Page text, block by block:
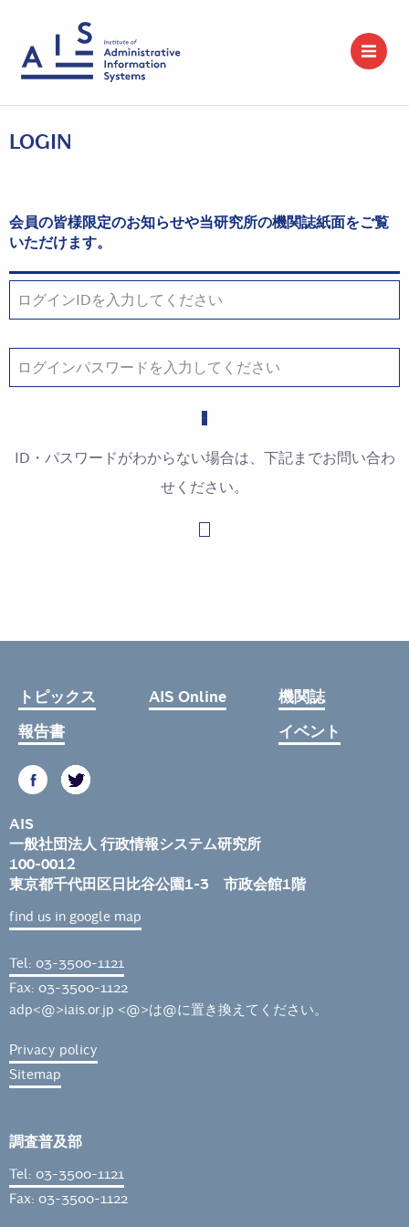
LOGIN
会員の皆様限定のお知らせや当研究所の機関誌紙面をご覧
いただけます。
ID・パスワードがわからない場合は、下記までお問い合わ
せください。
トピックス AIS Online
機関誌
報告書
イベント
AIS
一般社団法人 行政情報システム研究所
100-0012
東京都千代田区日比谷公園1-3 市政会館1階
find us in google map
Tel: 03-3500-1121
Fax: 03-3500-1122
adp<@>iais.or.jp <@>は@に置き換えてください。
Privacy policy
Sitemap
調査普及部
Tel: 03-3500-1121
Fax: 03-3500-1122